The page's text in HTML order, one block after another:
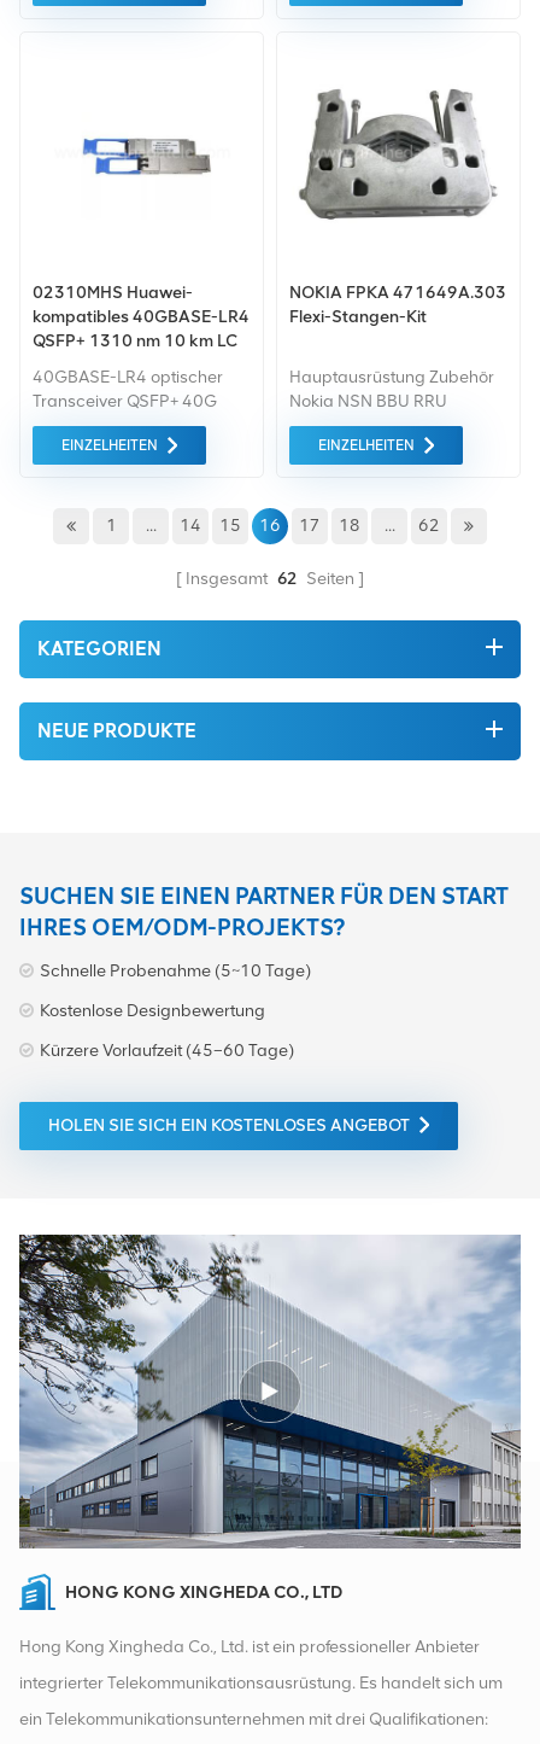
auf den Markt Einheit (BBU),
02310MHS Huawei-
kompatibles 40GBASE-LR4
QSFP+ 1310 nm 10 km LC
40GBASE-LR4 optischer
Transceiver QSFP+ 40G
Singlemode Modul (1310
nm, 10 km, LC)
EINZELHEITEN
NOKIA FPKA 471649A.303
Flexi-Stangen-Kit
Hauptausrüstung Zubehör
Nokia NSN BBU RRU
Halterung FPKA
471649A.303
EINZELHEITEN
1 ... 14 15 16 17 18 ... 62
Insgesamt 62 Seiten
KATEGORIEN
NEUE PRODUKTE
SUCHEN SIE EINEN PARTNER FÜR DEN START
IHRES OEM/ODM-PROJEKTS?
Schnelle Probenahme (5~10 Tage)
Kostenlose Designbewertung
Kürzere Vorlaufzeit (45–60 Tage)
HOLEN SIE SICH EIN KOSTENLOSES ANGEBOT
HONG KONG XINGHEDA CO., LTD
Hong Kong Xingheda Co., Ltd. ist ein professioneller Anbieter
integrierter Telekommunikationsausrüstung. Es handelt sich um
ein Telekommunikationsunternehmen mit drei Qualifikationen: